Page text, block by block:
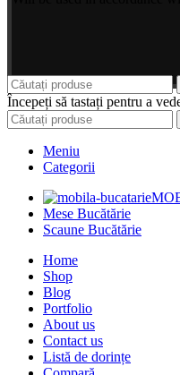
Începeți să tastați pentru a
Meniu
Categorii
Mese Bucătărie
Scaune Bucătărie
Home
Shop
Blog
Portfolio
About us
Contact us
Listă de dorințe